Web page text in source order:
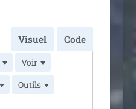
Visuel Code
Voir
Outils